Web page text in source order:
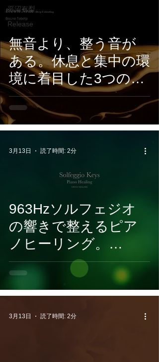
平沼有梨
Release
無音より、整う音が
ある。休息と集中の環
境に着目した3つのノ
イズ作品。Bajune
Tobeta『Brown Noise
』『Pink Noise 』
『White Noise』4/17
963Hzソルフェジオ
の響きで整えるピア
ノヒーリング。
CROIX
HEALING『Solfeggio
Keys -Piano
Healing』3月13日配信
3月13日 読了時間: 2分
3月13日 読了時間: 2分